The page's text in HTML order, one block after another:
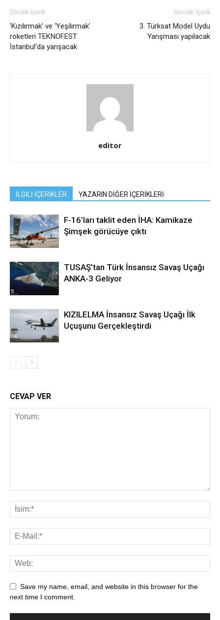
Önceki İçerik
‘Kızılırmak’ ve ‘Yeşilırmak’
roketleri TEKNOFEST
İstanbul’da yarışacak
Sonraki İçerik
3. Türksat Model Uydu
Yarışması yapılacak
editor
İLGİLİ İÇERİKLER YAZARIN DİĞER İÇERİKLERİ
F-16’ları taklit eden İHA: Kamikaze
Şimşek görücüye çıktı
TUSAŞ’tan Türk İnsansız Savaş Uçağı
ANKA-3 Geliyor
KIZILELMA İnsansız Savaş Uçağı İlk
Uçuşunu Gerçekleştirdi
CEVAP VER
Save my name, email, and website in this browser for the
next time I comment.